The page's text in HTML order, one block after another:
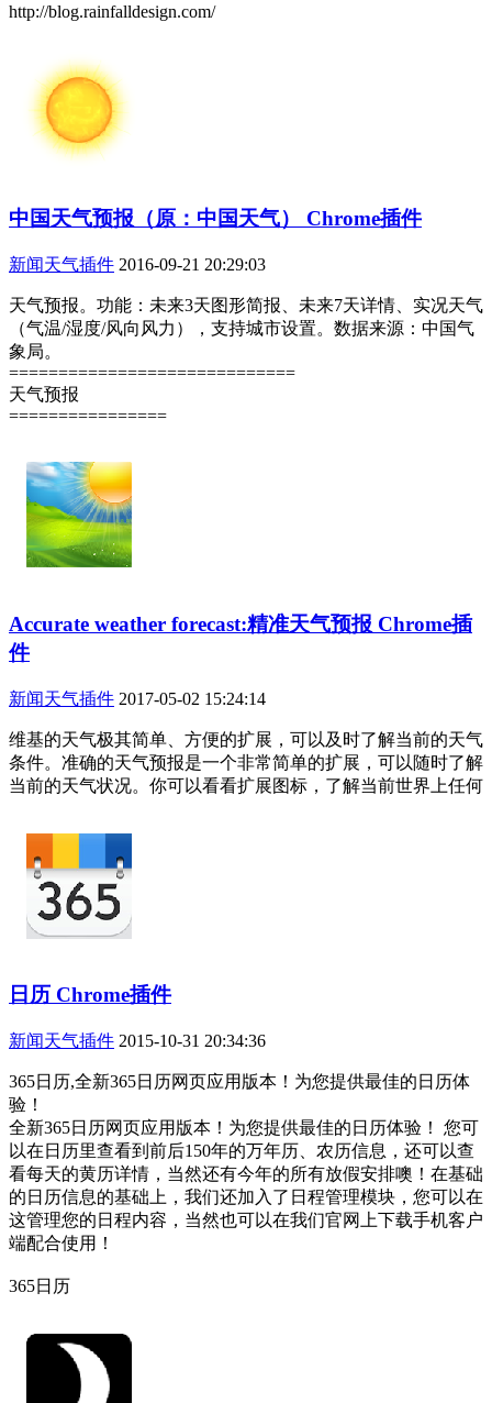
http://blog.rainfalldesign.com/
中国天气预报（原：中国天气） Chrome插件
新闻天气插件 2016-09-21 20:29:03
天气预报。功能：未来3天图形简报、未来7天详情、实况天气
（气温/湿度/风向风力），支持城市设置。数据来源：中国气
象局。
=============================
天气预报
================
Accurate weather forecast:精准天气预报 Chrome插
件
新闻天气插件 2017-05-02 15:24:14
维基的天气极其简单、方便的扩展，可以及时了解当前的天气
条件。准确的天气预报是一个非常简单的扩展，可以随时了解
当前的天气状况。你可以看看扩展图标，了解当前世界上任何
日历 Chrome插件
新闻天气插件 2015-10-31 20:34:36
365日历,全新365日历网页应用版本！为您提供最佳的日历体
验！
全新365日历网页应用版本！为您提供最佳的日历体验！ 您可
以在日历里查看到前后150年的万年历、农历信息，还可以查
看每天的黄历详情，当然还有今年的所有放假安排噢！在基础
的日历信息的基础上，我们还加入了日程管理模块，您可以在
这管理您的日程内容，当然也可以在我们官网上下载手机客户
端配合使用！
365日历